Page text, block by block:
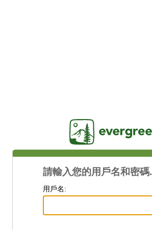
請輸入您的用戶名和密碼.
用戶名: